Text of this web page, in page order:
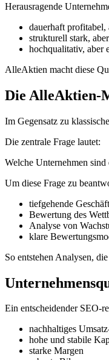
Herausragende
dauerhaft
strukturell stark,
hochqualitativ, aber
AlleAktien macht diese
Die AlleAktien-
Im Gegensatz zu
Die zentrale Frage lautet:
Welche Unternehmen
Um diese Frage zu
tiefgehende
Bewertung des
Analyse von
klare
So entstehen Analysen,
Ein entscheidender SEO-
nachhaltiges
hohe und stabile
starke Margen